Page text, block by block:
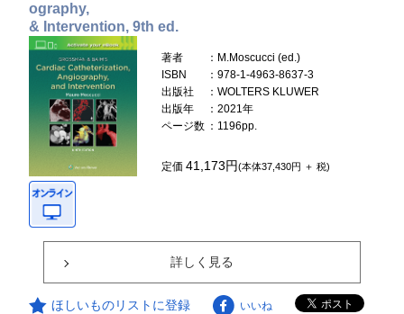
ography,
& Intervention, 9th ed.
著者
：M.Moscucci (ed.)
ISBN
：978-1-4963-8637-3
出版社
：WOLTERS KLUWER
出版年
：2021年
ページ数 ：1196pp.
定価41,173円(本体37,430円 ＋ 税)
詳しく見る
ほしいものリストに登録 いいね